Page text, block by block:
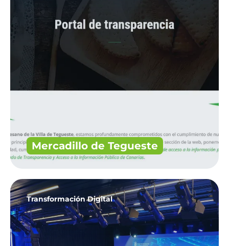
Mercadillo de Tegueste
Transformación Digital